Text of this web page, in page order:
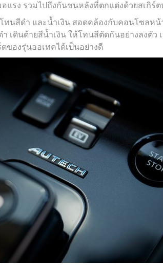
แรง รวมไปถึงกันชนหลังที่ตกแต่งด้วยสเกิร์
ทนสีดำ และน้ำเงิน สอดคล้องกับคอนโซลห
เดินด้ายสีน้ำเงิน ให้โทนสีตัดกันอย่างลงตัว
ของรุ่นออเทคได้เป็นอย่างดี